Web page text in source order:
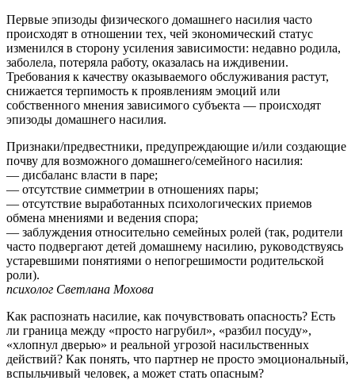
Первые эпизоды физического домашнего насилия часто
происходят в отношении тех, чей экономический статус
изменился в сторону усиления зависимости: недавно родила,
заболела, потеряла работу, оказалась на иждивении.
Требования к качеству оказываемого обслуживания растут,
снижается терпимость к проявлениям эмоций или
собственного мнения зависимого субъекта — происходят
эпизоды домашнего насилия.
Признаки/предвестники, предупреждающие и/или создающие
почву для возможного домашнего/семейного насилия:
— дисбаланс власти в паре;
— отсутствие симметрии в отношениях пары;
— отсутствие выработанных психологических приемов
обмена мнениями и ведения спора;
— заблуждения относительно семейных ролей (так, родители
часто подвергают детей домашнему насилию, руководствуясь
устаревшими понятиями о непогрешимости родительской
роли).
психолог Светлана Мохова
Как распознать насилие, как почувствовать опасность? Есть
ли граница между «просто нагрубил», «разбил посуду»,
«хлопнул дверью» и реальной угрозой насильственных
действий? Как понять, что партнер не просто эмоциональный,
вспыльчивый человек, а может стать опасным?